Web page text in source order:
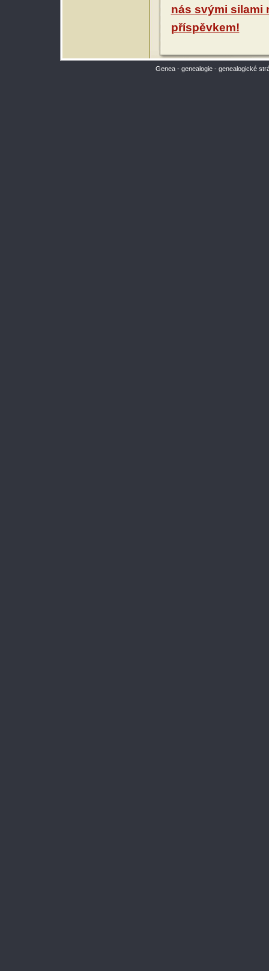
nás svými silami
příspěvkem!
Genea - genealogie - genealogické